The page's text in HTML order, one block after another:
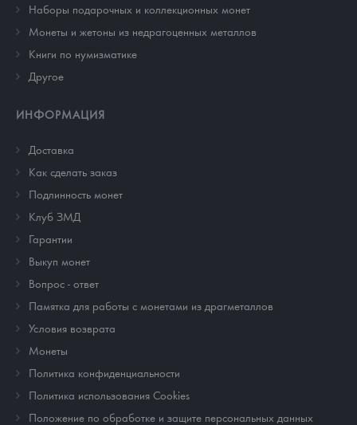
Наборы подарочных и коллекционных монет
Монеты и жетоны из недрагоценных металлов
Книги по нумизматике
Другое
ИНФОРМАЦИЯ
Доставка
Как сделать заказ
Подлинность монет
Клуб ЗМД
Гарантии
Выкуп монет
Вопрос - ответ
Памятка для работы с монетами из драгметаллов
Условия возврата
Монеты
Политика конфиденциальности
Политика использования Cookies
Положение по обработке и защите персональных данных